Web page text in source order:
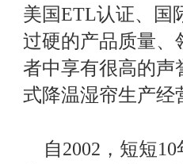
美国ETL认证、国
过硬的产品质量、
者中享有很高的声
式降温湿帘生产经
自2002，短短